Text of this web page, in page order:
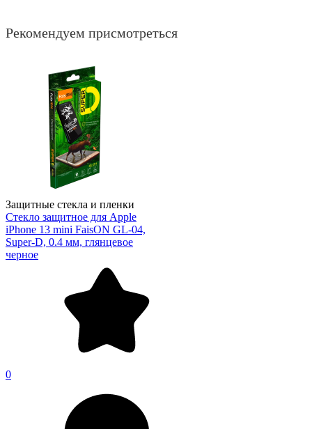
Рекомендуем присмотреться
Защитные стекла и пленки
Стекло защитное для Apple
iPhone 13 mini FaisON GL-04,
Super-D, 0.4 мм, глянцевое
черное
0